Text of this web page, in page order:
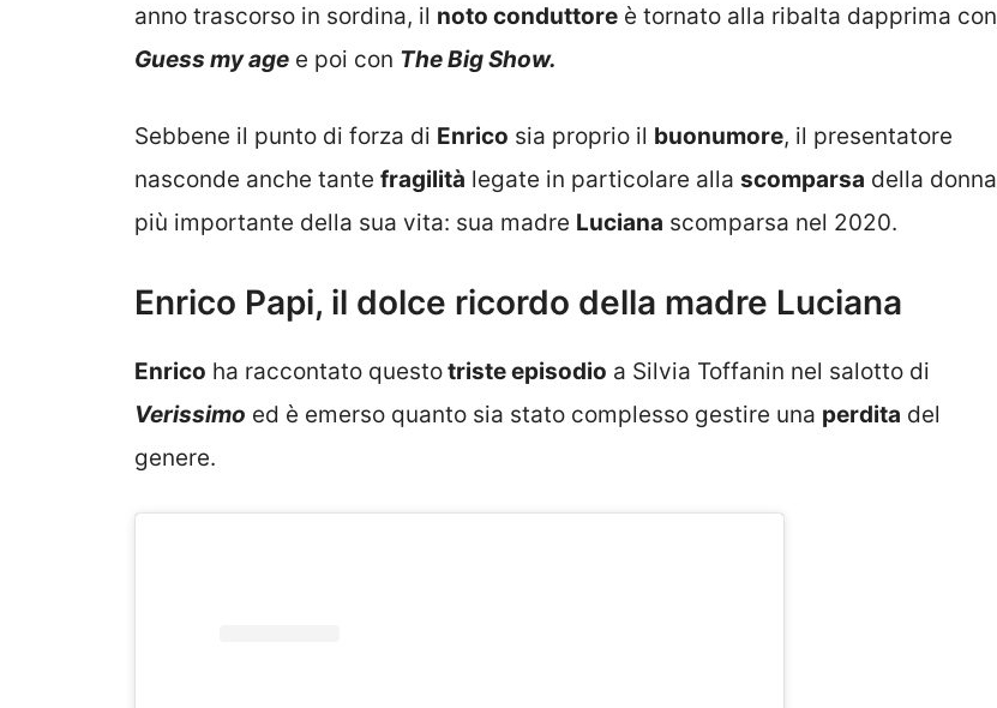
anno trascorso in sordina, il noto conduttore è tornato alla ribalta dapprima con
Guess my age e poi con The Big Show.
Sebbene il punto di forza di Enrico sia proprio il buonumore, il presentatore
nasconde anche tante fragilità legate in particolare alla scomparsa della donna
più importante della sua vita: sua madre Luciana scomparsa nel 2020.
Enrico Papi, il dolce ricordo della madre Luciana
Enrico ha raccontato questotriste episodio a Silvia Toffanin nel salotto di
Verissimo ed è emerso quanto sia stato complesso gestire una perdita del
genere.